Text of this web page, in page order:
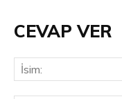
CEVAP VER